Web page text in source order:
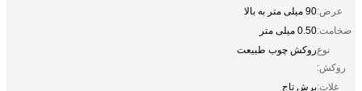
عرض:90 میلی متر به بالا
ضخامت:0.50 میلی متر
نوع
روکش:
روکش چوب طبیعت
غلات:برش تاج